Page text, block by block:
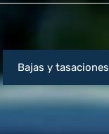
Bajas y tasaciones